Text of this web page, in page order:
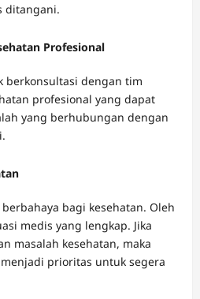
ditangani.
Profesional
berkonsultasi dengan tim
profesional yang dapat
yang berhubungan dengan
bagi kesehatan. Oleh
medis yang lengkap. Jika
masalah kesehatan, maka
prioritas untuk segera